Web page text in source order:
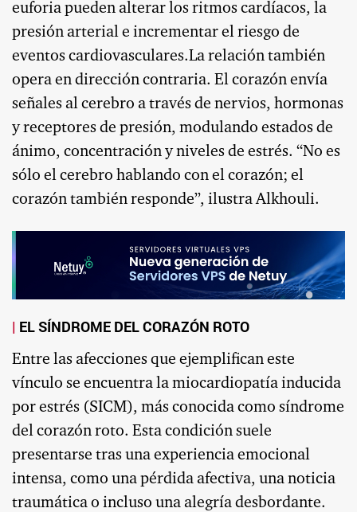
euforia pueden alterar los ritmos cardíacos, la
presión arterial e incrementar el riesgo de
eventos cardiovasculares.La relación también
opera en dirección contraria. El corazón envía
señales al cerebro a través de nervios, hormonas
y receptores de presión, modulando estados de
ánimo, concentración y niveles de estrés. “No es
sólo el cerebro hablando con el corazón; el
corazón también responde”, ilustra Alkhouli.
EL SÍNDROME DEL CORAZÓN ROTO
Entre las afecciones que ejemplifican este
vínculo se encuentra la miocardiopatía inducida
por estrés (SICM), más conocida como síndrome
del corazón roto. Esta condición suele
presentarse tras una experiencia emocional
intensa, como una pérdida afectiva, una noticia
traumática o incluso una alegría desbordante.